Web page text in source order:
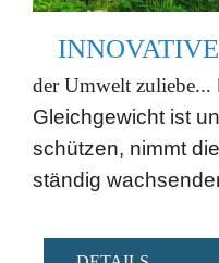
der Umwelt zuliebe...
Gleichgewicht ist
schützen, nimmt
ständig